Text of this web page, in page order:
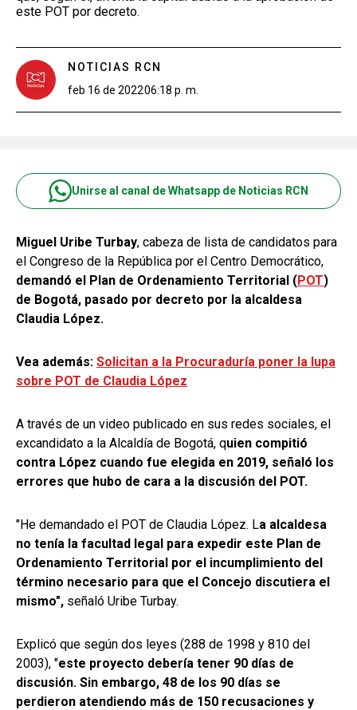
este POT por decreto.
NOTICIAS RCN
feb 16 de 202206:18 p. m.
Unirse al canal de Whatsapp de Noticias RCN
Miguel Uribe Turbay, cabeza de lista de candidatos para
el Congreso de la República por el Centro Democrático,
demandó el Plan de Ordenamiento Territorial (POT)
de Bogotá, pasado por decreto por la alcaldesa
Claudia López.
Vea además: Solicitan a la Procuraduría poner la lupa
sobre POT de Claudia López
A través de un video publicado en sus redes sociales, el
excandidato a la Alcaldía de Bogotá, quien compitió
contra López cuando fue elegida en 2019, señaló los
errores que hubo de cara a la discusión del POT.
"He demandado el POT de Claudia López. La alcaldesa
no tenía la facultad legal para expedir este Plan de
Ordenamiento Territorial por el incumplimiento del
término necesario para que el Concejo discutiera el
mismo", señaló Uribe Turbay.
Explicó que según dos leyes (288 de 1998 y 810 del
2003), "este proyecto debería tener 90 días de
discusión. Sin embargo, 48 de los 90 días se
perdieron atendiendo más de 150 recusaciones y